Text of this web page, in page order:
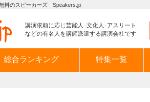
料のスピーカーズ Speakers.jp
講演依頼に応じ芸能人･文化人･アスリート
などの有名人を講師派遣する講演会社です
総合ランキング 特集一覧